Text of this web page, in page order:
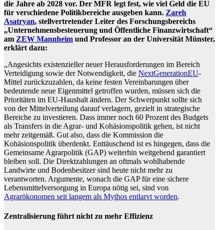
die Jahre ab 2028 vor. Der MFR legt fest, wie viel Geld die EU
für verschiedene Politikbereiche ausgeben kann. Zareh
Asatryan, stellvertretender Leiter des Forschungsbereichs
„Unternehmensbesteuerung und Öffentliche Finanzwirtschaft“
am ZEW Mannheim und Professor an der Universität Münster,
erklärt dazu:
„Angesichts existenzieller neuer Herausforderungen im Bereich
Verteidigung sowie der Notwendigkeit, die NextGenerationEU-
Mittel zurückzuzahlen, da keine festen Vereinbarungen über
bedeutende neue Eigenmittel getroffen wurden, müssen sich die
Prioritäten im EU-Haushalt ändern. Der Schwerpunkt sollte sich
von der Mittelverteilung darauf verlagern, gezielt in strategische
Bereiche zu investieren. Dass immer noch 60 Prozent des Budgets
als Transfers in die Agrar- und Kohäsionspolitik gehen, ist nicht
mehr zeitgemäß. Gut also, dass die Kommission die
Kohäsionspolitik überdenkt. Enttäuschend ist es hingegen, dass die
Gemeinsame Agrarpolitik (GAP) weiterhin weitgehend garantiert
bleiben soll. Die Direktzahlungen an oftmals wohlhabende
Landwirte und Bodenbesitzer sind heute nicht mehr zu
verantworten. Argumente, wonach die GAP für eine sichere
Lebensmittelversorgung in Europa nötig sei, sind von
Agrarökonomen seit langem als Mythos entlarvt worden.
Zentralisierung führt nicht zu mehr Effizienz